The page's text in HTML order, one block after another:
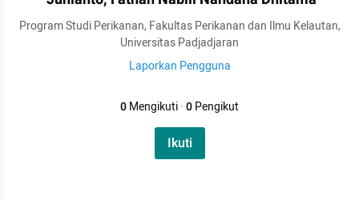
Program Studi Perikanan, Fakultas Perikanan dan Ilmu Kelautan,
Universitas Padjadjaran
Laporkan Pengguna
0Mengikuti·0Pengikut
Ikuti